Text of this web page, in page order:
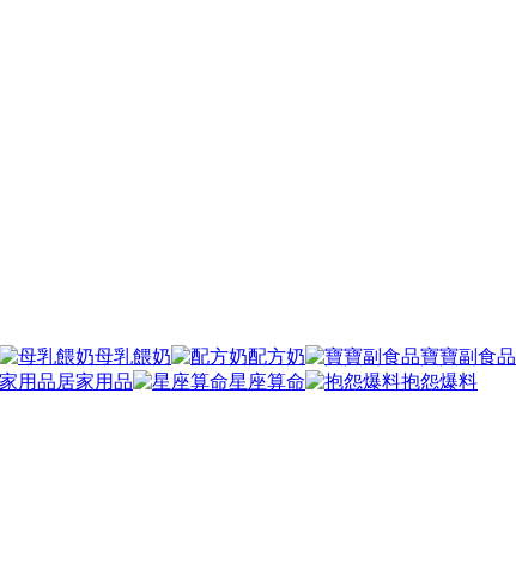
母乳餵奶 配方奶 寶寶副食品
居家用品 星座算命 抱怨爆料